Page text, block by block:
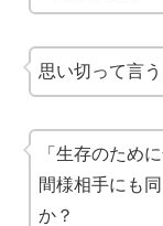
思い切って言
「生存のため
間様相手にも
か？